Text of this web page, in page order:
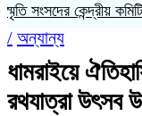
কেন্দ্রীয় কমিটির সহ-
/ অন্যান্য
ধামরাইয়ে
রথযাত্রা উৎসব